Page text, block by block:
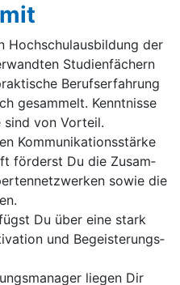
Hoch­schul­aus­bil­dung der
Stu­di­en­fä­chern
Be­rufs­er­fah­rung
ge­sam­melt. Kennt­nis­se
sind von Vor­teil.
Kom­mu­ni­ka­ti­ons­stär­ke
för­derst Du die Zu­sam­
so­wie die
Du über ei­ne stark
und Be­geis­te­rungs­
lie­gen Dir